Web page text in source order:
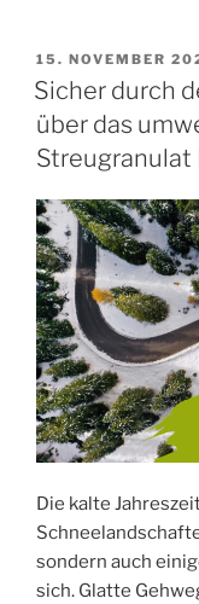
VERÖFFENTLICHT
AM
15. NOVEMBER
Sicher durch
über das
Streugranulat
Die kalte
sondern auch
sich. Glatte